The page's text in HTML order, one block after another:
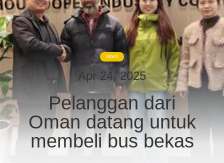
TUR
PABRIK
KONTROL
KUALITAS
HUBUNGI
KAMI
PERMINTAAN
NEWS
Apr 24, 2025
Pelanggan dari
Oman datang untuk
membeli bus bekas